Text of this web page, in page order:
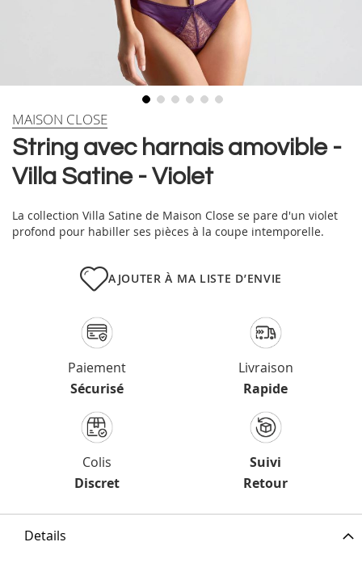
Skip
the
beginning
images
gallery
String avec harnais amovible -
Villa Satine - Violet
MAISON CLOSE
La collection Villa Satine de Maison Close se pare d'un violet
profond pour habiller ses pièces à la coupe intemporelle.
AJOUTER À MA LISTE D’ENVIE
Paiement
Sécurisé
Livraison
Rapide
Colis
Discret
Suivi
Retour
Details